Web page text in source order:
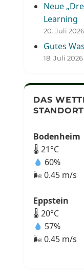
Neue
Learning
20. Juli 2026
Gutes
18. Juli 2026
DAS
Bodenheim
🌡 21°C
60%
🌬 0.45 m/s
Eppstein
🌡 20°C
57%
🌬 0.45 m/s